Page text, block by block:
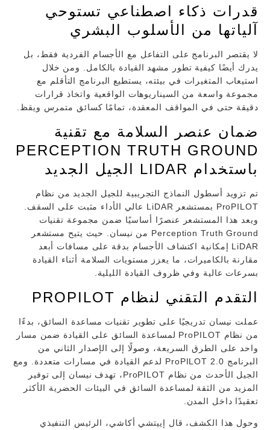
قدرات ذكاء اصطناعي تستوحي
آلياتها من الأسلوب البشري
لا يقتصر البرنامج على التفاعل مع الأجسام الفردية فقط، بل
يدرك أيضًا كيفية تطور مشهد القيادة بالكامل. ومن خلال
استيعاب المتغيرات في بيئته، يستطيع البرنامج التأقلم مع
مجموعة واسعة من السيناريوهات الواقعية واتخاذ قرارات
دقيقة حتى في المواقف المعقدة، تمامًا كسائق متمرس ويقظ.
ضمان عنصر السلامة مع تقنية
PERCEPTION TRUTH GROUND
باستخدام LIDAR الجيل الجديد
تم تزويد أسطول النماذج التجريبية للجيل الجديد من نظام
ProPILOT بمستشعر LiDAR عالي الأداء مثبت على السقف.
ويعد هذا المستشعر عنصرًا أساسيًا ضمن مجموعة تقنيات
Perception Truth Ground من نيسان. حيث يتيح مستشعر
LiDAR إمكانية اكتشاف الأجسام بدقة على مسافات أبعد
مقارنة بالكاميرات، ما يعزز مستويات السلامة أثناء القيادة
بسرعات عالية وفي ظروف القيادة الليلية.
التقدم التقني لنظام PROPILOT
عملت نيسان تدريجيًا على تطوير تقنيات مساعدة السائق، بدءًا
من نظام ProPILOT لمساعدة السائق على القيادة ضمن مسار
واحد على الطرق السريعة، وصولًا إلى الإصدار الثاني من
البرنامج ProPILOT 2.0 لدعم القيادة في مسارات متعددة. ومع
الجيل الأحدث من نظام ProPILOT، تهدف نيسان إلى توفير
المزيد من الثقة لمساعدة السائق في البيئات الحضرية الأكثر
تعقيدًا داخل المدن.
وحول هذا الكشف، قال إييتشي أكاشي، الرئيس التنفيذي